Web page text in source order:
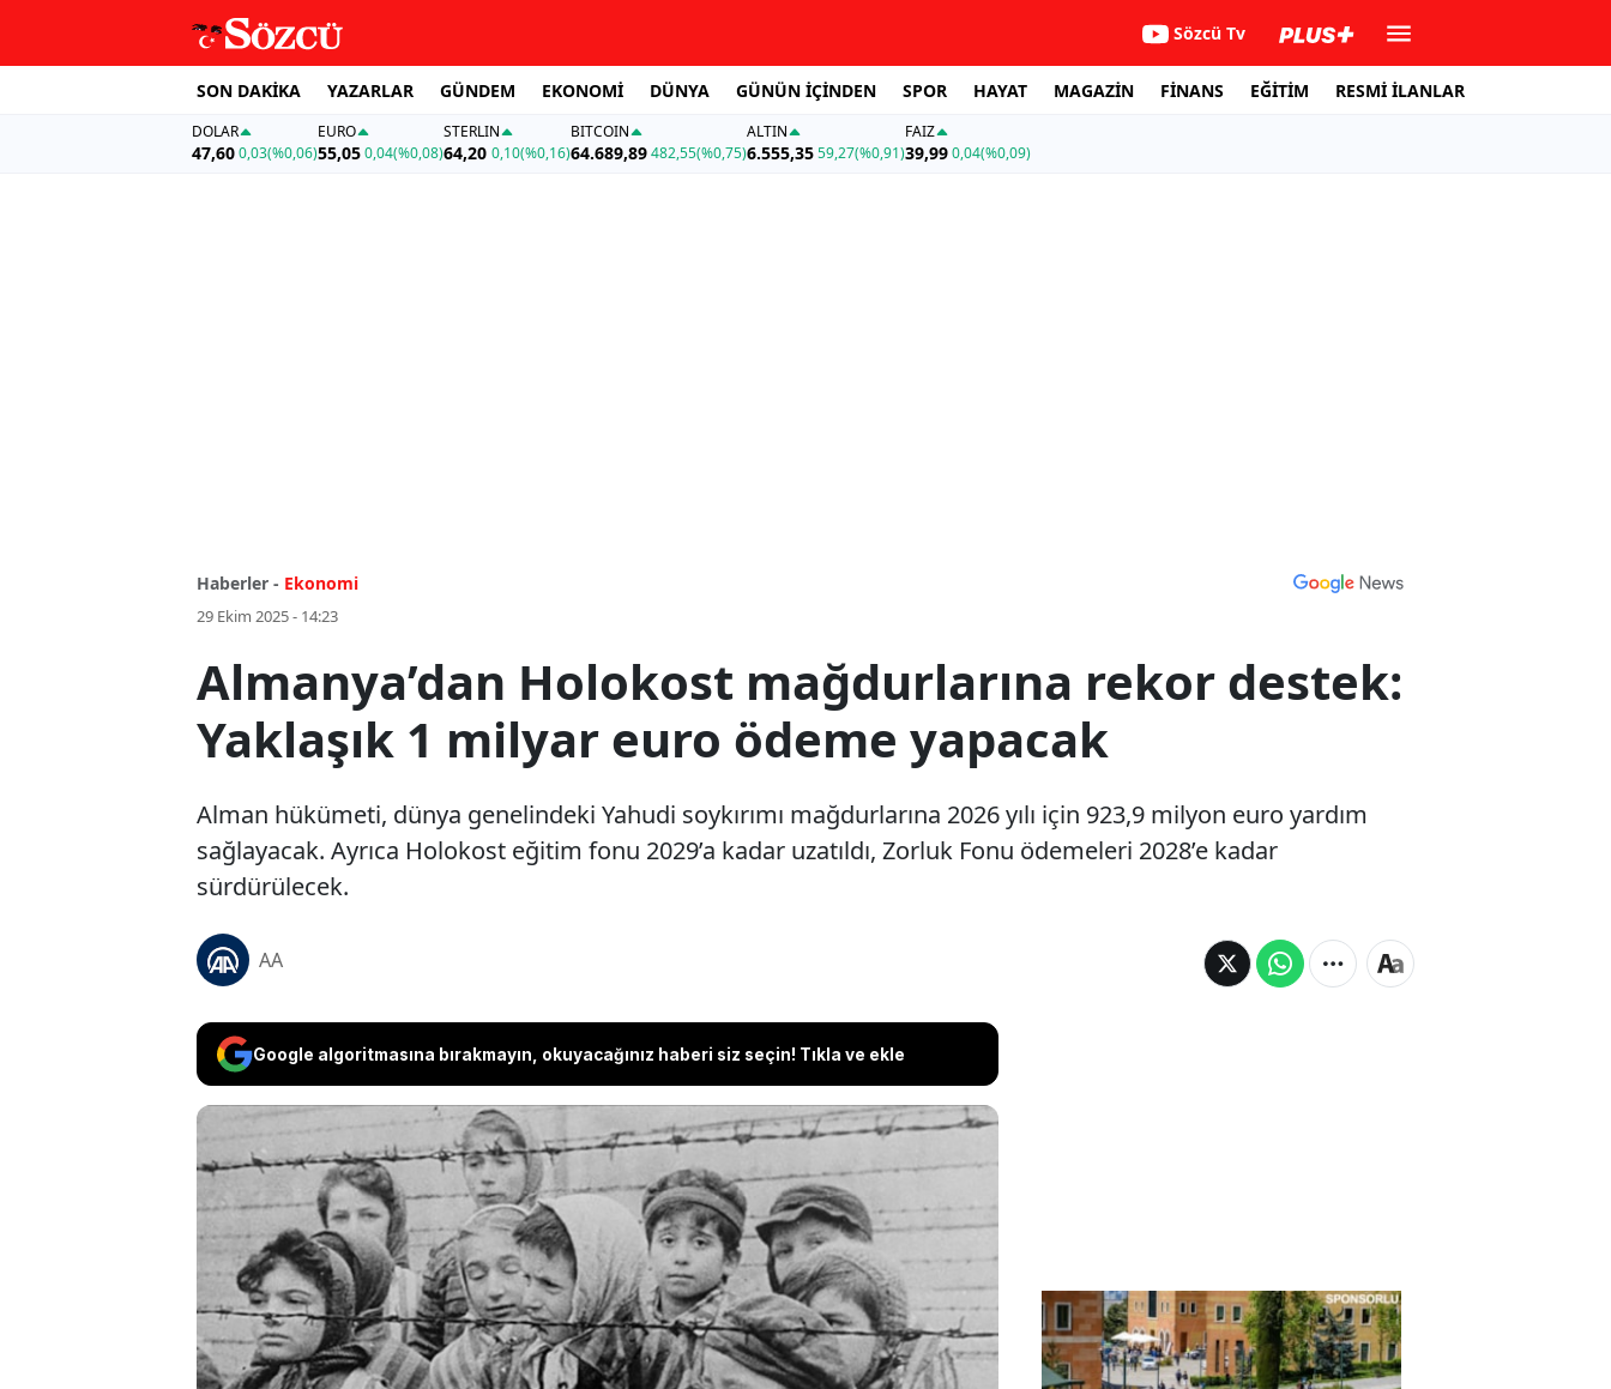
Sözcü Tv
SON DAKİKA YAZARLAR GÜNDEM EKONOMİ DÜNYA GÜNÜN İÇİNDEN SPOR HAYAT MAGAZİN FİNANS EĞİTİM RESMİ İLANLAR
DOLAR
47,600,03(%0,06)
EURO
55,05 0,04(%0,08)
STERLIN
64,20 0,10(%0,16)
BITCOIN
64.689,89482,55(%0,75)
ALTIN
6.555,3559,27(%0,91)
FAİZ
39,990,04(%0,09)
Haberler - Ekonomi
29 Ekim 2025 - 14:23
Almanya’dan Holokost mağdurlarına rekor destek:
Yaklaşık 1 milyar euro ödeme yapacak
Alman hükümeti, dünya genelindeki Yahudi soykırımı mağdurlarına 2026 yılı için 923,9 milyon euro yardım
sağlayacak. Ayrıca Holokost eğitim fonu 2029’a kadar uzatıldı, Zorluk Fonu ödemeleri 2028’e kadar
sürdürülecek.
AA
Google algoritmasına bırakmayın, okuyacağınız haberi siz seçin! Tıkla ve ekle
Alman hükümeti, dünya genelindeki Yahudi soykırımı
mağdurlarına 2026 yılı için 923,9 milyon euro yardım
sağlayacak. Ayrıca Holokost eğitim fonu 2029’a kadar uzatıldı,
Zorluk Fonu ödemeleri 2028’e kadar sürdürülecek.